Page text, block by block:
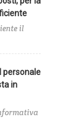
il
personale
in